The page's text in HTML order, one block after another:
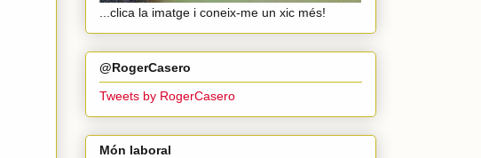
...clica la imatge i coneix-me un xic més!
@RogerCasero
Tweets by RogerCasero
Món laboral